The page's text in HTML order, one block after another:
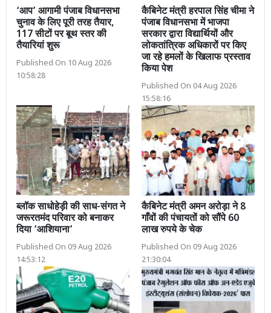
‘आप’ आगामी पंजाब विधानसभा
चुनाव के लिए पूरी तरह तैयार,
117 सीटों पर बूथ स्तर की
तैयारियां शुरू
Published On 10 Aug 2026
10:58:28
कैबिनेट मंत्री हरपाल सिंह चीमा ने
पंजाब विधानसभा में भाजपा
सरकार द्वारा विद्यार्थियों और
लोकतांत्रिक अधिकारों पर किए
जा रहे हमलों के खिलाफ प्रस्ताव
किया पेश
Published On 04 Aug 2026
15:58:16
ब्लॉक साधोहेड़ी की साध-संगत ने
जरूरतमंद परिवार को बनाकर
दिया ‘आशियाना’
Published On 09 Aug 2026
14:53:12
कैबिनेट मंत्री अमन अरोड़ा ने 8
गाँवों की पंचायतों को सौंपे 60
लाख रुपये के चेक
Published On 09 Aug 2026
21:30:04